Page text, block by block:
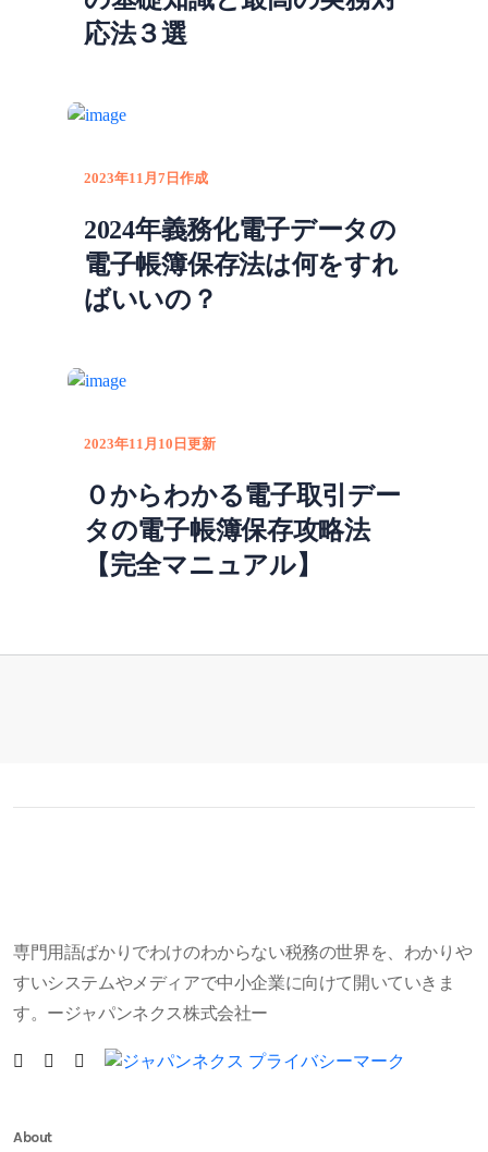
応法３選
2023年11月7日作成
2024年義務化電子データの
電子帳簿保存法は何をすれ
ばいいの？
2023年11月10日更新
０からわかる電子取引デー
タの電子帳簿保存攻略法
【完全マニュアル】
専門用語ばかりでわけのわからない税務の世界を、わかりや
すいシステムやメディアで中小企業に向けて開いていきま
す。ージャパンネクス株式会社ー
About